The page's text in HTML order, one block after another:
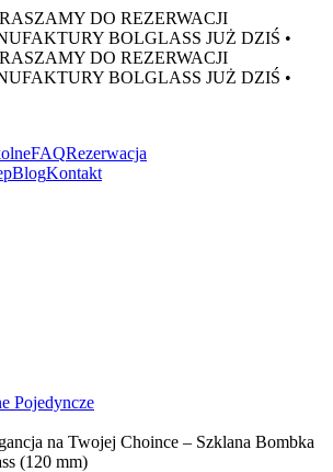
DO REZERWACJI
BOLGLASS JUŻ DZIŚ •
DO REZERWACJI
BOLGLASS JUŻ DZIŚ •
FAQRezerwacja
BlogKontakt
Pojedyncze
na Twojej Choince – Szklana Bombka
(120 mm)